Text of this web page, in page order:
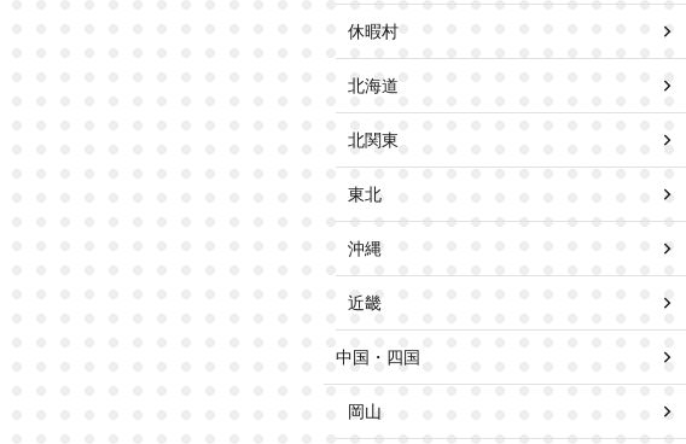
休暇村
北海道
北関東
東北
沖縄
近畿
中国・四国
岡山